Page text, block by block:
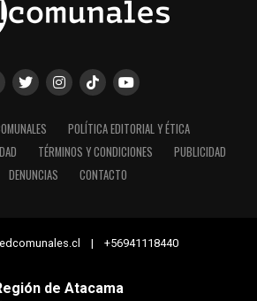
POLÍTICA EDITORIAL Y ÉTICA
TÉRMINOS Y CONDICIONES
PUBLICIDAD
DENUNCIAS
CONTACTO
| +56941118440
de Atacama